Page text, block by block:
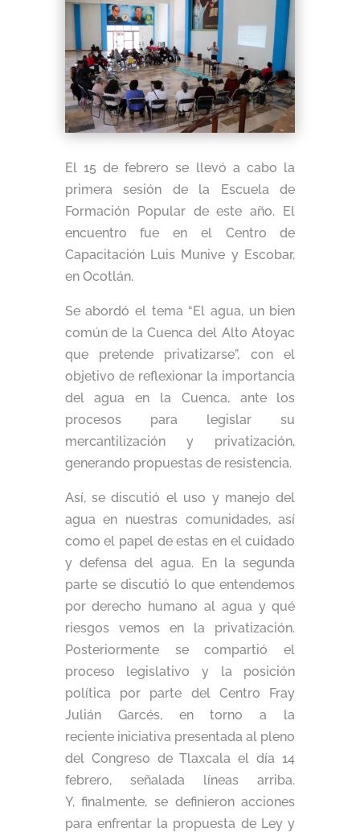
El 15 de febrero se llevó a cabo la
primera sesión de la Escuela de
Formación Popular de este año. El
encuentro fue en el Centro de
Capacitación Luis Munive y Escobar,
en Ocotlán.
Se abordó el tema “El agua, un bien
común de la Cuenca del Alto Atoyac
que pretende privatizarse”, con el
objetivo de reflexionar la importancia
del agua en la Cuenca, ante los
procesos para legislar su
mercantilización y privatización,
generando propuestas de resistencia.
Así, se discutió el uso y manejo del
agua en nuestras comunidades, así
como el papel de estas en el cuidado
y defensa del agua. En la segunda
parte se discutió lo que entendemos
por derecho humano al agua y qué
riesgos vemos en la privatización.
Posteriormente se compartió el
proceso legislativo y la posición
política por parte del Centro Fray
Julián Garcés, en torno a la
reciente iniciativa presentada al pleno
del Congreso de Tlaxcala el día 14
febrero, señalada líneas arriba.
Y, finalmente, se definieron acciones
para enfrentar la propuesta de Ley y